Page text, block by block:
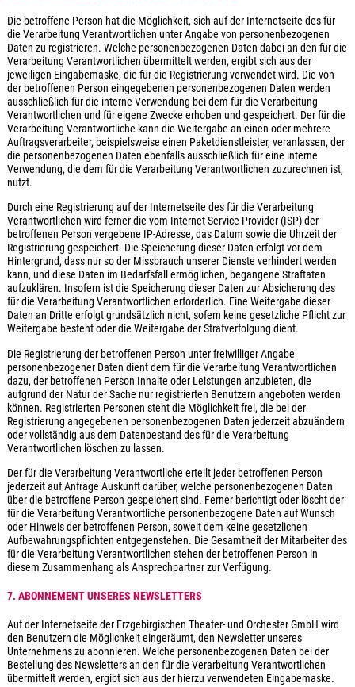
Die betroffene Person hat die Möglichkeit, sich auf der Internetseite des für
die Verarbeitung Verantwortlichen unter Angabe von personenbezogenen
Daten zu registrieren. Welche personenbezogenen Daten dabei an den für die
Verarbeitung Verantwortlichen übermittelt werden, ergibt sich aus der
jeweiligen Eingabemaske, die für die Registrierung verwendet wird. Die von
der betroffenen Person eingegebenen personenbezogenen Daten werden
ausschließlich für die interne Verwendung bei dem für die Verarbeitung
Verantwortlichen und für eigene Zwecke erhoben und gespeichert. Der für die
Verarbeitung Verantwortliche kann die Weitergabe an einen oder mehrere
Auftragsverarbeiter, beispielsweise einen Paketdienstleister, veranlassen, der
die personenbezogenen Daten ebenfalls ausschließlich für eine interne
Verwendung, die dem für die Verarbeitung Verantwortlichen zuzurechnen ist,
nutzt.
Durch eine Registrierung auf der Internetseite des für die Verarbeitung
Verantwortlichen wird ferner die vom Internet-Service-Provider (ISP) der
betroffenen Person vergebene IP-Adresse, das Datum sowie die Uhrzeit der
Registrierung gespeichert. Die Speicherung dieser Daten erfolgt vor dem
Hintergrund, dass nur so der Missbrauch unserer Dienste verhindert werden
kann, und diese Daten im Bedarfsfall ermöglichen, begangene Straftaten
aufzuklären. Insofern ist die Speicherung dieser Daten zur Absicherung des
für die Verarbeitung Verantwortlichen erforderlich. Eine Weitergabe dieser
Daten an Dritte erfolgt grundsätzlich nicht, sofern keine gesetzliche Pflicht zur
Weitergabe besteht oder die Weitergabe der Strafverfolgung dient.
Die Registrierung der betroffenen Person unter freiwilliger Angabe
personenbezogener Daten dient dem für die Verarbeitung Verantwortlichen
dazu, der betroffenen Person Inhalte oder Leistungen anzubieten, die
aufgrund der Natur der Sache nur registrierten Benutzern angeboten werden
können. Registrierten Personen steht die Möglichkeit frei, die bei der
Registrierung angegebenen personenbezogenen Daten jederzeit abzuändern
oder vollständig aus dem Datenbestand des für die Verarbeitung
Verantwortlichen löschen zu lassen.
Der für die Verarbeitung Verantwortliche erteilt jeder betroffenen Person
jederzeit auf Anfrage Auskunft darüber, welche personenbezogenen Daten
über die betroffene Person gespeichert sind. Ferner berichtigt oder löscht der
für die Verarbeitung Verantwortliche personenbezogene Daten auf Wunsch
oder Hinweis der betroffenen Person, soweit dem keine gesetzlichen
Aufbewahrungspflichten entgegenstehen. Die Gesamtheit der Mitarbeiter des
für die Verarbeitung Verantwortlichen stehen der betroffenen Person in
diesem Zusammenhang als Ansprechpartner zur Verfügung.
7. ABONNEMENT UNSERES NEWSLETTERS
Auf der Internetseite der Erzgebirgischen Theater- und Orchester GmbH wird
den Benutzern die Möglichkeit eingeräumt, den Newsletter unseres
Unternehmens zu abonnieren. Welche personenbezogenen Daten bei der
Bestellung des Newsletters an den für die Verarbeitung Verantwortlichen
übermittelt werden, ergibt sich aus der hierzu verwendeten Eingabemaske.